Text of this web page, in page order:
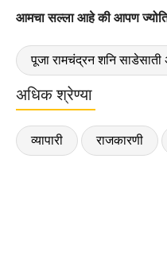
आमचा सल्ला आहे की आपण
पूजा रामचंद्रन शनि
अधिक श्रेण्या
व्यापारी राजकारणी